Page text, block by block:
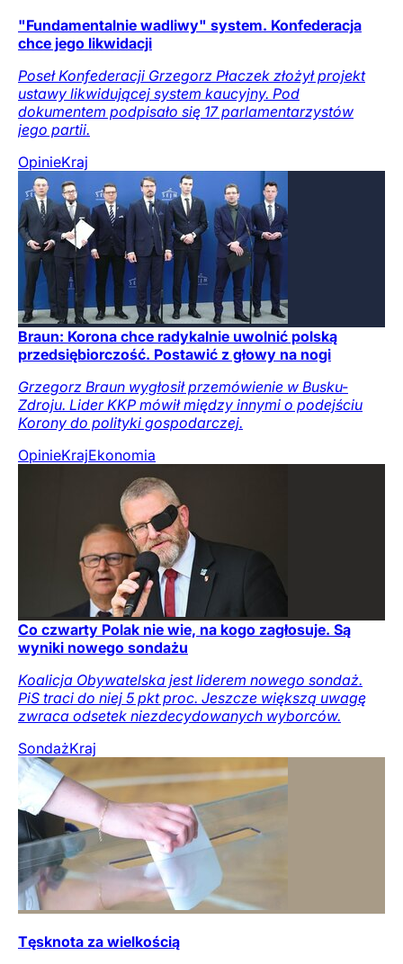
"Fundamentalnie wadliwy" system. Konfederacja
chce jego likwidacji
Poseł Konfederacji Grzegorz Płaczek złożył projekt
ustawy likwidującej system kaucyjny. Pod
dokumentem podpisało się 17 parlamentarzystów
jego partii.
OpinieKraj
Braun: Korona chce radykalnie uwolnić polską
przedsiębiorczość. Postawić z głowy na nogi
Grzegorz Braun wygłosił przemówienie w Busku-
Zdroju. Lider KKP mówił między innymi o podejściu
Korony do polityki gospodarczej.
OpinieKrajEkonomia
Co czwarty Polak nie wie, na kogo zagłosuje. Są
wyniki nowego sondażu
Koalicja Obywatelska jest liderem nowego sondaż.
PiS traci do niej 5 pkt proc. Jeszcze większą uwagę
zwraca odsetek niezdecydowanych wyborców.
SondażKraj
Tęsknota za wielkością